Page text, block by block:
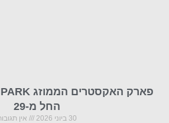
החל מ-29
30 ביוני 2026 אין